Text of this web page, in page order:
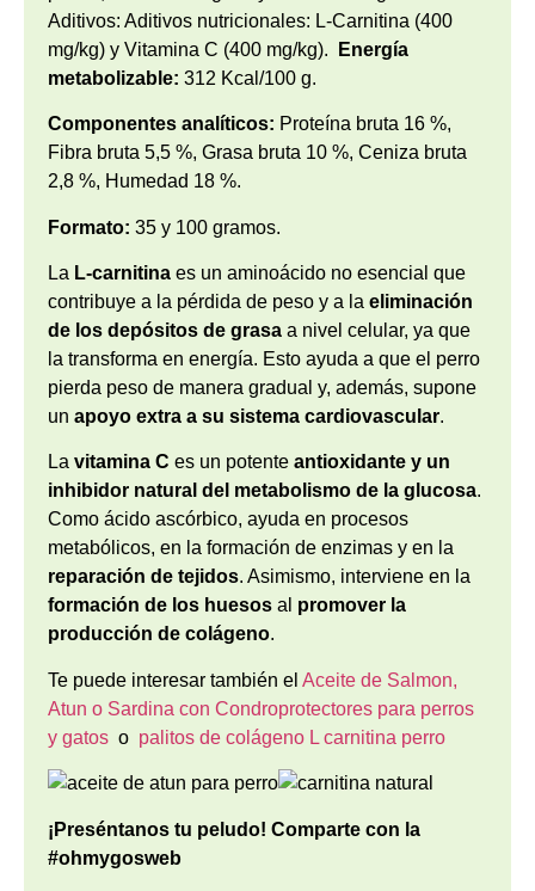
Aditivos: Aditivos nutricionales: L-Carnitina (400
mg/kg) y Vitamina C (400 mg/kg).
Energía
metabolizable: 312 Kcal/100 g.
Componentes analíticos: Proteína bruta 16 %,
Fibra bruta 5,5 %, Grasa bruta 10 %, Ceniza bruta
2,8 %, Humedad 18 %.
Formato: 35 y 100 gramos.
La L-carnitina es un aminoácido no esencial que
contribuye a la pérdida de peso y a la eliminación
de los depósitos de grasa a nivel celular, ya que
la transforma en energía. Esto ayuda a que el perro
pierda peso de manera gradual y, además, supone
un apoyo extra a su sistema cardiovascular.
La vitamina C es un potente antioxidante y un
inhibidor natural del metabolismo de la glucosa.
Como ácido ascórbico, ayuda en procesos
metabólicos, en la formación de enzimas y en la
reparación de tejidos. Asimismo, interviene en la
formación de los huesos al promover la
producción de colágeno.
Te puede interesar también el Aceite de Salmon,
Atun o Sardina con Condroprotectores para perros
y gatos o palitos de colágeno L carnitina perro
¡Preséntanos tu peludo! Comparte con la
#ohmygosweb